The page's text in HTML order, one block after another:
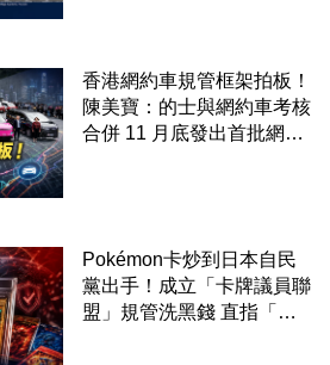
香港網約車規管框架拍板！
陳美寶：的士與網約車考核
合併 11 月底發出首批網約
Pokémon卡炒到日本自民
黨出手！成立「卡牌議員聯
盟」規管洗黑錢 直指「日